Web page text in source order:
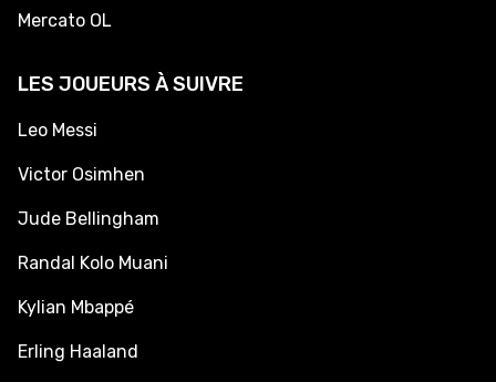
Mercato OL
LES JOUEURS À SUIVRE
Leo Messi
Victor Osimhen
Jude Bellingham
Randal Kolo Muani
Kylian Mbappé
Erling Haaland